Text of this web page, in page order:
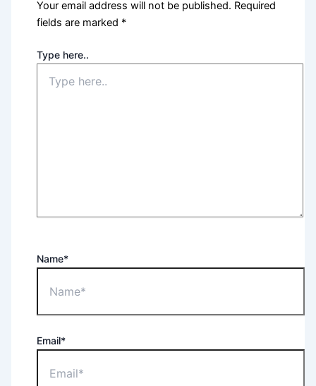
Your email address will not be published. Required
fields are marked *
Type here..
Name*
Email*